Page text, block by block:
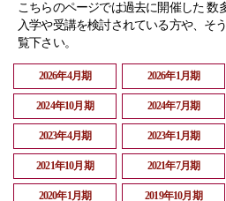
こちらのページでは過去に開催した
入学や受講を検討されている方や、そ
覧下さい。
2026年4月期 2026年1月期
2024年10月期 2024年7月期
2023年4月期 2023年1月期
2021年10月期 2021年7月期
2020年1月期 2019年10月期